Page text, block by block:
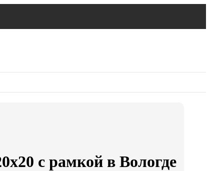
с рамкой в Вологде